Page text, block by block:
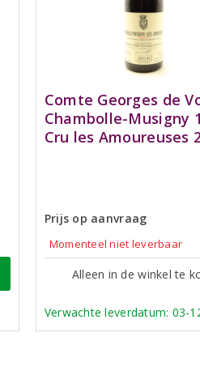
Comte Georges de
Chambolle-Musigny
Cru les Amoureuses
Prijs op aanvraag
Momenteel niet leverbaar
Alleen in de winkel te
Verwachte leverdatum: 03-